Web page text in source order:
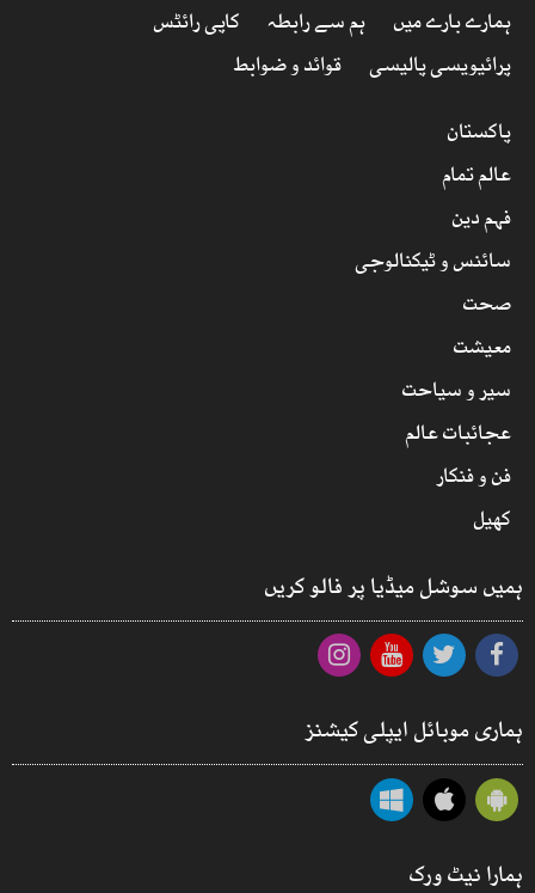
ہمارے بارے میں ہم سے رابطہ
کاپی رائٹس
پرائیویسی پالیسی
قوائد و ضوابط
پاکستان
عالم تمام
فہم دین
سائنس و ٹیکنالوجی
صحت
معیشت
سیر و سیاحت
عجائبات عالم
فن و فنکار
کھیل
ہمیں سوشل میڈیا پر فالو کریں
ہماری موبائل ایپلی کیشنز
ہمارا نیٹ ورک